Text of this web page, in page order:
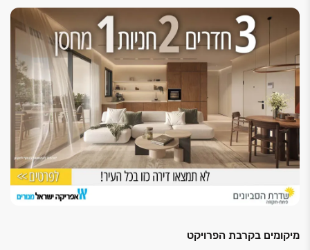
חשמל ותקשורת
הכנה להתקנת בית חכם אלחוטי
אביזרי חשמל איכותיים
חדרי רחצה / כלים סניטריים
ארון רחצה הכולל כיור אינטגראלי
אסלות תלויות
חיפוי קרמיקה בחדרי רחצה עד לגובה כ-2 מ' במבחר
דלת בטחון דקורטיבית בכניסה לדירה
מיקומים בקרבת הפרויקט